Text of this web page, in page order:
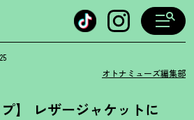
ウェブ
オトナミューズ編集部
プ】 レザージャケットに